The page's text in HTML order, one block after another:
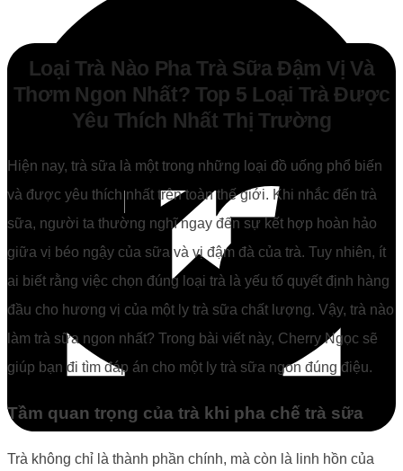
Loại Trà Nào Pha Trà Sữa Đậm Vị Và
Thơm Ngon Nhất? Top 5 Loại Trà Được
Yêu Thích Nhất Thị Trường
Hiện nay, trà sữa là một trong những loại đồ uống phổ biến
và được yêu thích nhất trên toàn thế giới. Khi nhắc đến trà
sữa, người ta thường nghĩ ngay đến sự kết hợp hoàn hảo
giữa vị béo ngậy của sữa và vị đậm đà của trà. Tuy nhiên, ít
ai biết rằng việc chọn đúng loại trà là yếu tố quyết định hàng
đầu cho hương vị của một ly trà sữa chất lượng. Vậy, trà nào
làm trà sữa ngon nhất? Trong bài viết này, Cherry Ngọc sẽ
giúp bạn đi tìm đáp án cho một ly trà sữa ngon đúng điệu.
Tầm quan trọng của trà khi pha chế trà sữa
Trà không chỉ là thành phần chính, mà còn là linh hồn của